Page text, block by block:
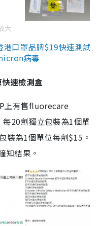
大
口罩品牌$19快速測試
病毒
速檢測盒
上有售fluorecare
20劑獨立包裝為1個單
裝為1個單位每劑$15。
知結果。